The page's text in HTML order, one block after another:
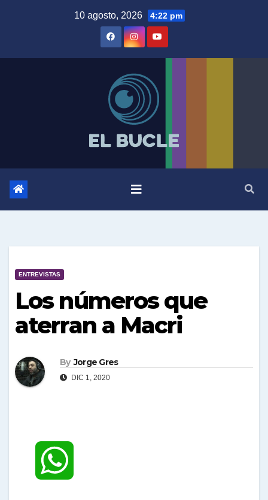
10 agosto, 2026 4:22 pm
ENTREVISTAS
Los números que
aterran a Macri
By Jorge Gres
DIC 1, 2020